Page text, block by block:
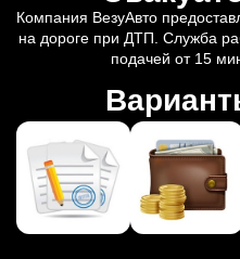
Компания ВезуАвто
на дороге при ДТП. Служба
подачей от 15